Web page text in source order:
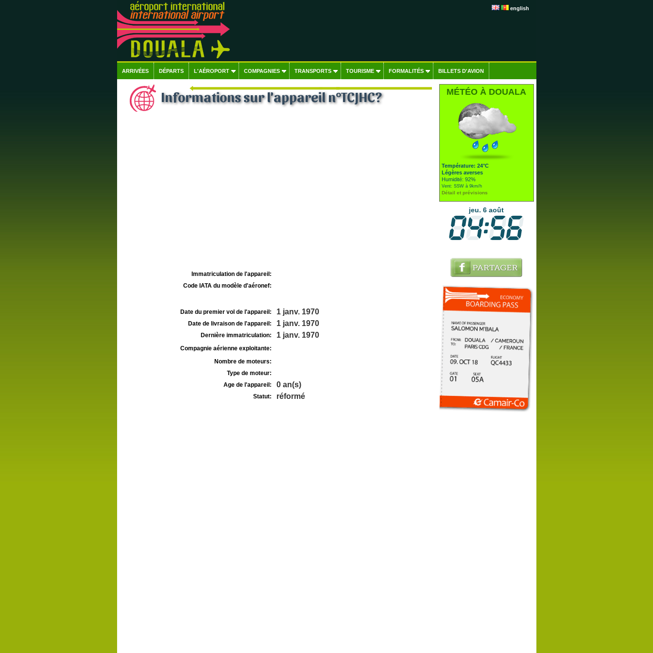
english
ARRIVÉES DÉPARTS L'AÉROPORT COMPAGNIES TRANSPORTS TOURISME FORMALITÉS BILLETS D'AVION
Informations sur l'appareil n°TCJHC?
Immatriculation de l'appareil:
Code IATA du modèle d'aéronef:
Date du premier vol de l'appareil: 1 janv. 1970
Date de livraison de l'appareil: 1 janv. 1970
Dernière immatriculation: 1 janv. 1970
Compagnie aérienne exploitante:
Nombre de moteurs:
Type de moteur:
Age de l'appareil:
0 an(s)
Statut: réformé
MÉTÉO À DOUALA
Température: 24°C
Légères averses
Humidité: 92%
Vent: SSW à 9km/h
Détail et prévisions
jeu. 6 août